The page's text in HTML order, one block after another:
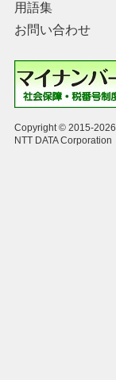
用語集
お問い合わせ
Copyright © 2015-2026
NTT DATA Corporation